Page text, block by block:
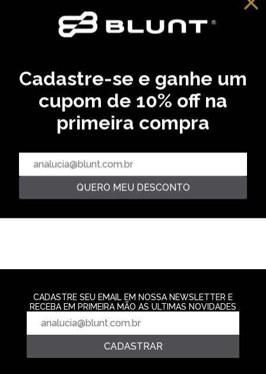
distinctio adipisci hic molestiae, amet quibusdam
cupiditate inventore fugit eveniet aliquam similique
praesentium debitis ab necessitatibus, dolorem
VOCÊ PODE GOSTAR
CAMISETA GRINNER - DARK
2‌x de R$ 69,99
BOXY
CAMISETA BOXY AIRBRUSH -
AZUL INDIGO
Cadastre-se e ganhe um
cupom de 10% off na
primeira compra
QUERO MEU DESCONTO
CADASTRE SEU EMAIL EM NOSSA NEWSLETTER E
RECEBA EM PRIMEIRA MÃO AS ULTIMAS NOVIDADES
CADASTRAR